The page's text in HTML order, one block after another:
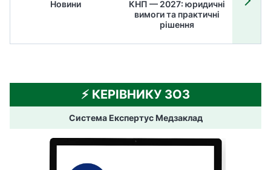
Новини
КНП — 2027: юридичні
вимоги та практичні
рішення
⚡️ КЕРІВНИКУ ЗОЗ
Система Експертус Медзаклад